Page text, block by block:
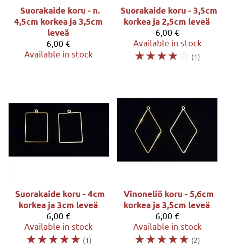
Suorakaide koru - n.
4,5cm korkea ja 3,5cm
leveä
6,00 €
Available in stock
Suorakaide koru - 3,5cm
korkea ja 2,5cm leveä
6,00 €
Available in stock
☆☆☆☆☆ (1)
Suorakaide koru - 4cm
korkea ja 3cm leveä
6,00 €
Available in stock
☆☆☆☆☆ (1)
Vinoneliö koru - 5,6cm
korkea ja 3,5cm leveä
6,00 €
Available in stock
☆☆☆☆☆ (2)